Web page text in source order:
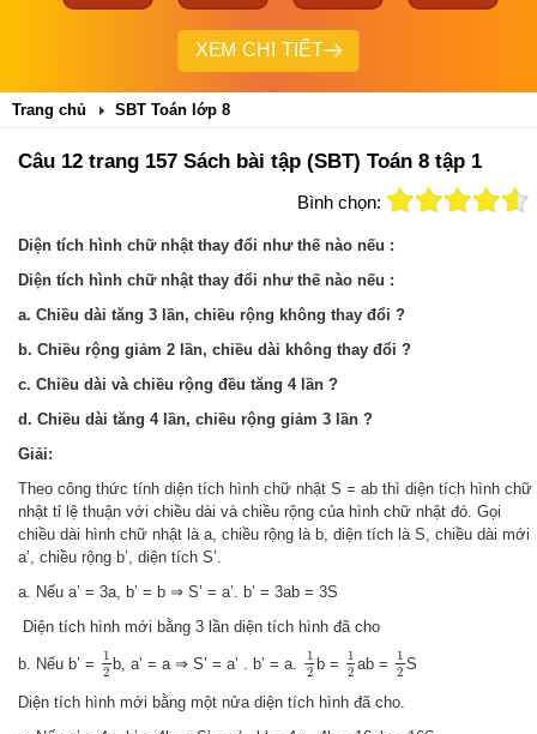
XEM CHI TIẾT
Trang chủ SBT Toán lớp 8
Câu 12 trang 157 Sách bài tập (SBT) Toán 8 tập 1
Bình chọn:
Diện tích hình chữ nhật thay đổi như thế nào nếu :
Diện tích hình chữ nhật thay đổi như thế nào nếu :
a. Chiều dài tăng 3 lần, chiều rộng không thay đổi ?
b. Chiều rộng giảm 2 lần, chiều dài không thay đổi ?
c. Chiều dài và chiều rộng đều tăng 4 lần ?
d. Chiều dài tăng 4 lần, chiều rộng giảm 3 lần ?
Giải:
Theo công thức tính diện tích hình chữ nhật S = ab thì diện tích hình chữ
nhật tỉ lệ thuận với chiều dài và chiều rộng của hình chữ nhật đó. Gọi
chiều dài hình chữ nhật là a, chiều rộng là b, diện tích là S, chiều dài mới
a’, chiều rộng b’, diện tích S’.
a. Nếu a’ = 3a, b’ = b ⇒ S’ = a’. b’ = 3ab = 3S
Diện tích hình mới bằng 3 lần diện tích hình đã cho
b. Nếu b’ =
1
2
1
b, a’ = a ⇒ S’ = a’ . b’ = a.
1
2
1
b =
1
2
1
ab =
1
2
1
S
Diện tích hình mới bằng một nửa diện tích hình đã cho.